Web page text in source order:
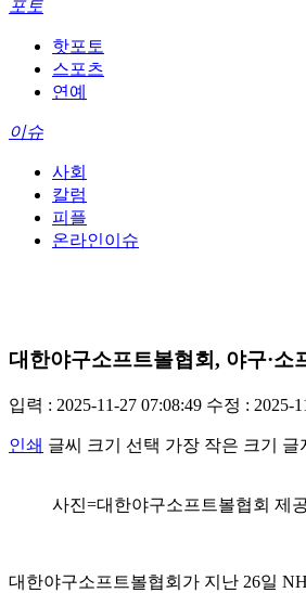
포토
핫포토
스포츠
연예
이슈
사회
칼럼
피플
온라인이슈
대한야구소프트볼협회, 야구·
입력 : 2025-11-27 07:08:49 수정 : 2025-
인쇄 글씨 크기 선택 가장 작은 크기 글
사진=대한야구소프트볼협회 제
대한야구소프트볼협회가 지난 26일